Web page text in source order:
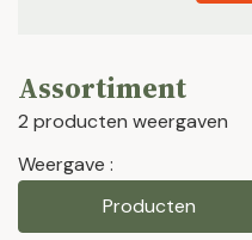
Assortiment
2 producten weergaven
Weergave :
Producten